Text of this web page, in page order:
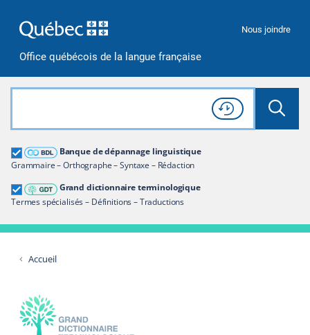
Office québécois de la langue française
Nous joindre
Rechercher dans tout le site
Lancer
Consulter l'
Historique
de recherche
Banque de dépannage linguistique
Grammaire – Orthographe – Syntaxe – Rédaction
Grand dictionnaire terminologique
Termes spécialisés – Définitions – Traductions
Grand dictionnaire terminologique
Restreindre aux termes
Accueil